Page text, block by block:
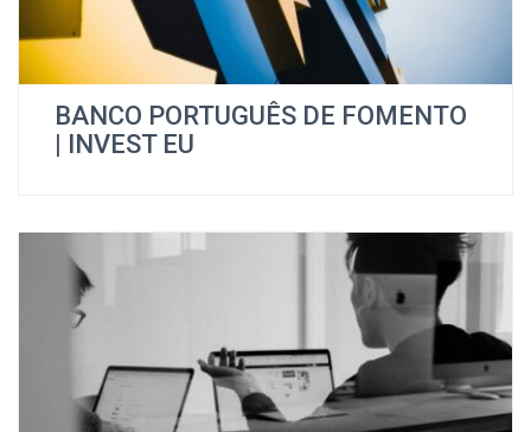
BANCO PORTUGUÊS DE FOMENTO
| INVEST EU